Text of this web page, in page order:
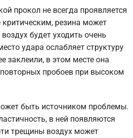
прокол не всегда проявляется
резина может
будет уходить очень
удара ослабляет структуру
заклеили, в этом месте она
пробоев при высоком
быть источником проблемы.
в ней появляются
трещины воздух может